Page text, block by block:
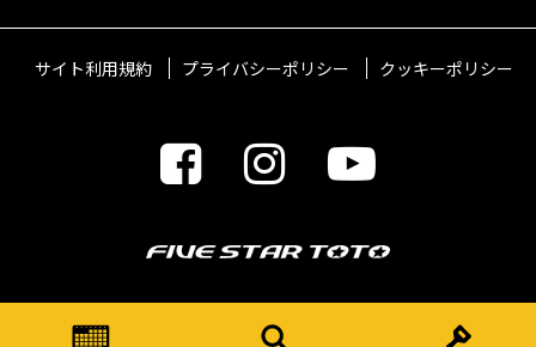
サイト利用規約 プライバシーポリシー クッキーポリシー